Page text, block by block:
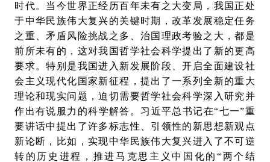
时代。当今世界正经历百年未有之大变局，我国正处
于中华民族伟大复兴的关键时期，改革发展稳定任务
之重、矛盾风险挑战之多、治国理政考验之大，都是
前所未有的，这对我国哲学社会科学提出了新的更高
要求。特别是我国进入新发展阶段、开启全面建设社
会主义现代化国家新征程，提出了一系列全新的重大
理论和现实问题，迫切需要哲学社会科学深入研究并
作出有说服力的科学解答。习近平总书记在“七一”重
要讲话中提出了许多标志性、引领性的新思想新观点
新论断，比如，实现中华民族伟大复兴进入了不可逆
转的历史进程，推进马克思主义中国化的“两个结